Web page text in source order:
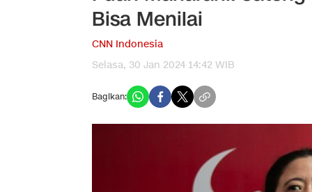
Bisa Menilai
CNN Indonesia
Selasa, 30 Jan 2024 14:42 WIB
Bagikan: